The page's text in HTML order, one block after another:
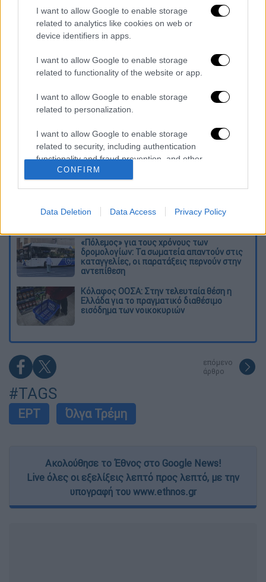
I want to allow Google to enable storage
related to analytics like cookies on web or
device identifiers in apps.
I want to allow Google to enable storage
related to functionality of the website or app.
I want to allow Google to enable storage
related to personalization.
I want to allow Google to enable storage
related to security, including authentication
functionality and fraud prevention, and other
user protection.
CONFIRM
Data Deletion Data Access Privacy Policy
σχολιάζουν τα γεγονότα, με στόχο την
ανάδειξη όλων των πτυχών τους και των
«10» προβάλλεται μετά το κεντρικό δελτίο
ειδήσεων της ΕΡΤ1 από Δευτέρα έως
Πέμπτη.
Δημιούργησαν με AI νέους ιούς μέσα σε
λίγες ώρες - Γιατί προβληματίζονται οι
επιστήμονες
ηλικιωμένο - Τον κατέγραψε κάμερα
«Πόλεμος» για τους χρόνους των
δρομολογίων: Τα σωματεία απαντούν στις
καταγγελίες, οι παρατάξεις περνούν στην
αντεπίθεση
Κόλαφος ΟΟΣΑ: Στην τελευταία θέση η
Ελλάδα για το πραγματικό διαθέσιμο
εισόδημα των νοικοκυριών
επόμενο
άρθρο
#TAGS
ΕΡΤ Όλγα Τρέμη
Ακολούθησε το Έθνος στο Google News!
Live όλες οι εξελίξεις λεπτό προς λεπτό, με την
υπογραφή του www.ethnos.gr